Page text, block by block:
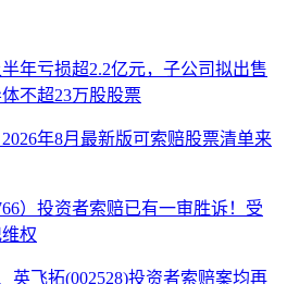
年亏损超2.2亿元，子公司拟出售
不超23万股股票
年8月最新版可索赔股票清单来
）投资者索赔已有一审胜诉！受
权
英飞拓(002528)投资者索赔案均再